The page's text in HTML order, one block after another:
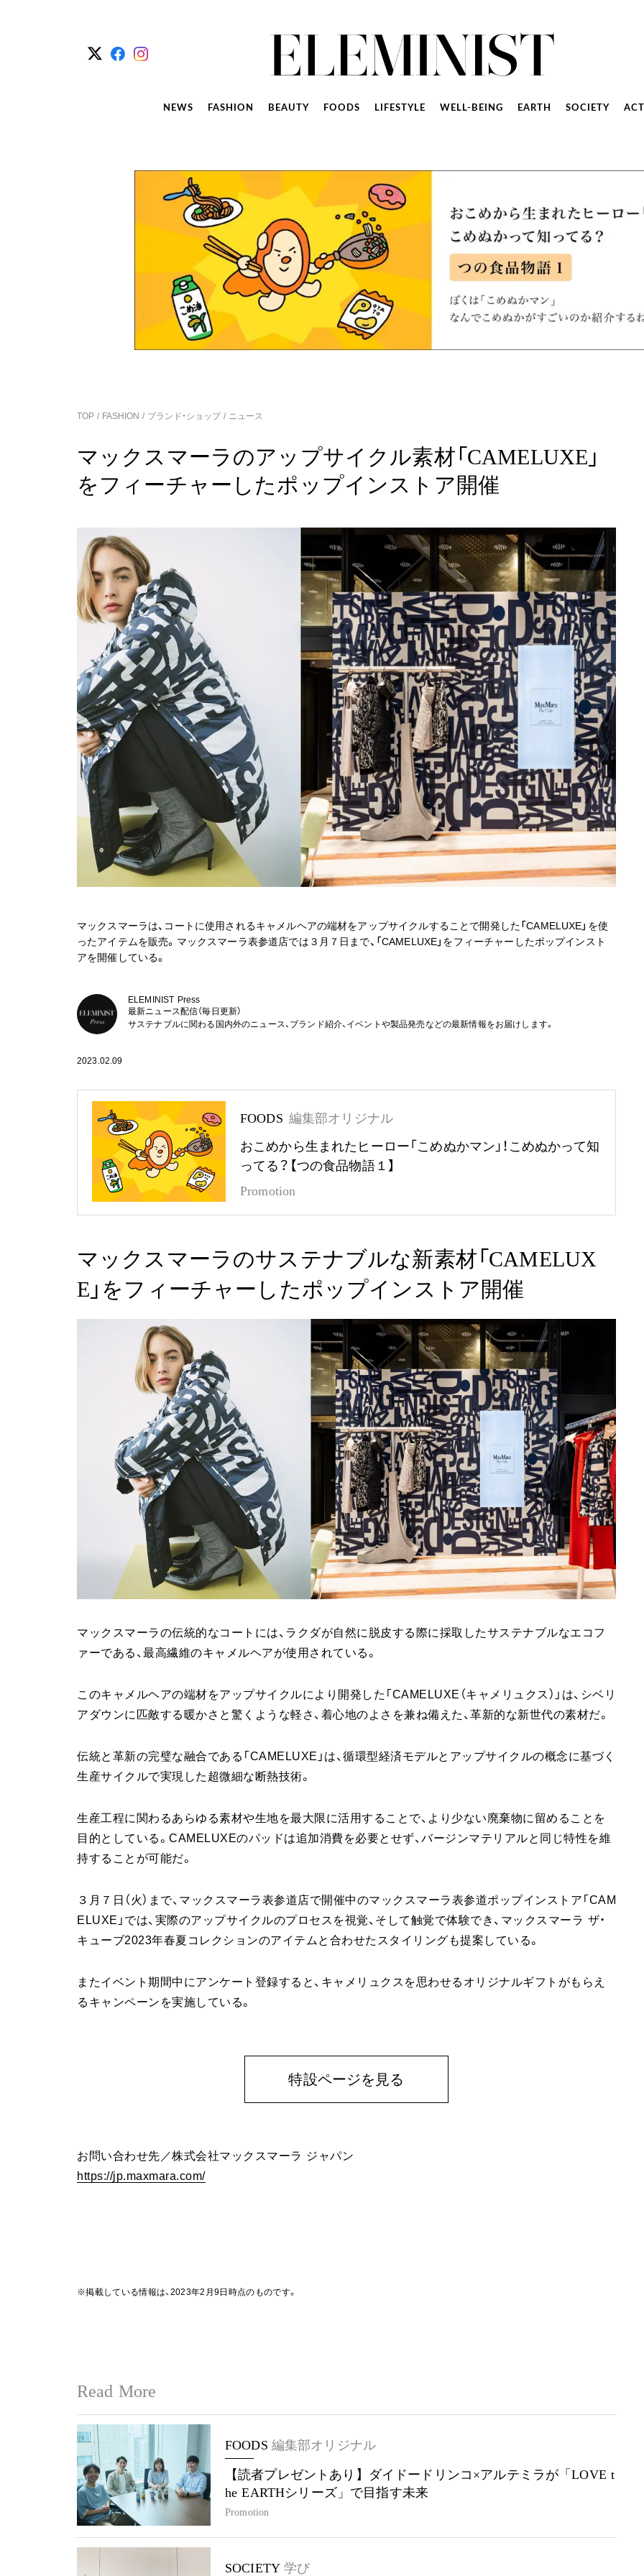
NEWS FASHION BEAUTY FOODS LIFESTYLE WELL-BEING EARTH SOCIETY
TOP FASHION ブランド・ショップ ニュース
マックスマーラのアップサイクル素材「CAMELUXE」
をフィーチャーしたポップインストア開催
マックスマーラは、コートに使用されるキャメルヘアの端材をアップサイクルすることで開発した「CAMELUXE」を使
ったアイテムを販売。マックスマーラ表参道店では３月７日まで、「CAMELUXE」をフィーチャーしたポップインスト
アを開催している。
ELEMINIST Press
最新ニュース配信（毎日更新）
サステナブルに関わる国内外のニュース、ブランド紹介、イベントや製品発売などの最新情報をお届けします。
2023.02.09
FOODS 編集部オリジナル
おこめから生まれたヒーロー「こめぬかマン」！こめぬかって知
ってる？【つの食品物語１】
Promotion
マックスマーラのサステナブルな新素材「CAMELUX
E」をフィーチャーしたポップインストア開催
マックスマーラの伝統的なコートには、ラクダが自然に脱皮する際に採取したサステナブルなエコフ
ァーである、最高繊維のキャメルヘアが使用されている。
このキャメルヘアの端材をアップサイクルにより開発した「CAMELUXE（キャメリュクス）」は、シベリ
アダウンに匹敵する暖かさと驚くような軽さ、着心地のよさを兼ね備えた、革新的な新世代の素材だ。
伝統と革新の完璧な融合である「CAMELUXE」は、循環型経済モデルとアップサイクルの概念に基づく
生産サイクルで実現した超微細な断熱技術。
生産工程に関わるあらゆる素材や生地を最大限に活用することで、より少ない廃棄物に留めることを
目的としている。CAMELUXEのパッドは追加消費を必要とせず、バージンマテリアルと同じ特性を維
持することが可能だ。
３月７日（火）まで、マックスマーラ表参道店で開催中のマックスマーラ表参道ポップインストア「CAM
ELUXE」では、実際のアップサイクルのプロセスを視覚、そして触覚で体験でき、マックスマーラ ザ・
キューブ2023年春夏コレクションのアイテムと合わせたスタイリングも提案している。
またイベント期間中にアンケート登録すると、キャメリュクスを思わせるオリジナルギフトがもらえ
るキャンペーンを実施している。
特設ページを見る
お問い合わせ先／株式会社マックスマーラ ジャパン
https://jp.maxmara.com/
※掲載している情報は、2023年2月9日時点のものです。
Read More
FOODS 編集部オリジナル
【読者プレゼントあり】ダイドードリンコ×アルテミラが「LOVE t
he EARTHシリーズ」で目指す未来
Promotion
SOCIETY 学び